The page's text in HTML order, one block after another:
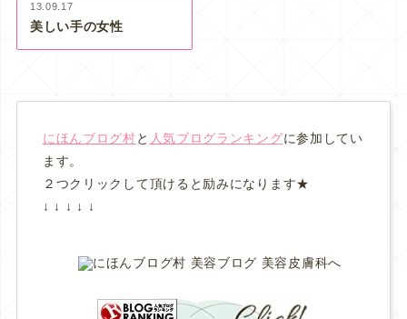
13.09.17
美しい手の女性
にほんブログ村と 人気ブログランキングに参加してい
ます。
２つクリックして頂けると励みになります★
↓ ↓ ↓ ↓ ↓